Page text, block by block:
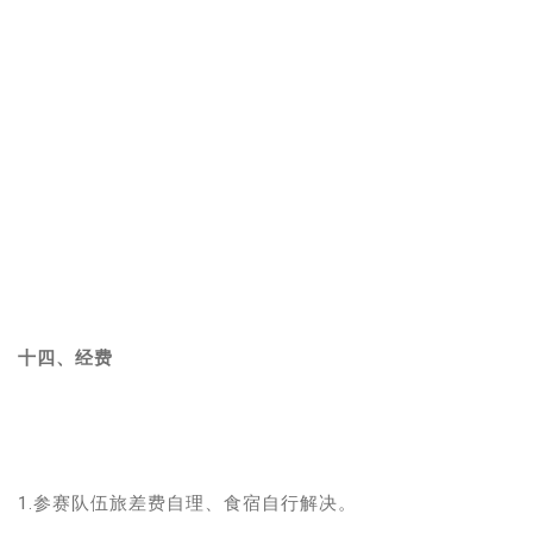
十四、经费
1.参赛队伍旅差费自理、食宿自行解决。